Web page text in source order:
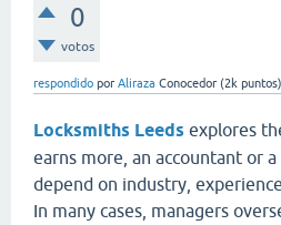
0
votos
respondido por Aliraza Conocedor (2k puntos)
Locksmiths Leeds explores
earns more, an accountant or a
depend on industry,
In many cases, managers